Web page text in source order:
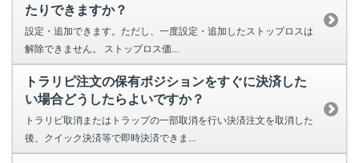
たりできますか？
設定・追加できます。ただし、一度設定・追加したストップロスは
解除できません。 ストップロス価...
トラリピ注文の保有ポジションをすぐに決済した
い場合どうしたらよいですか？
トラリピ取消またはトラップの一部取消を行い決済注文を取消した
後、クイック決済等で即時決済できま...